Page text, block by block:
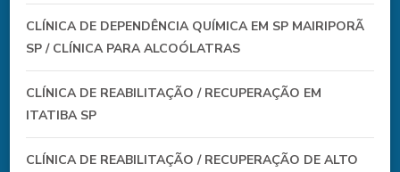
CLÍNICA DE DEPENDÊNCIA QUÍMICA EM SP MAIRIPORÃ
SP / CLÍNICA PARA ALCOÓLATRAS
CLÍNICA DE REABILITAÇÃO / RECUPERAÇÃO EM
ITATIBA SP
CLÍNICA DE REABILITAÇÃO / RECUPERAÇÃO DE ALTO